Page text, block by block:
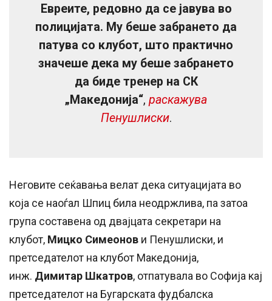
Евреите, редовно да се јавува во
полицијата. Му беше забрането да
патува со клубот, што практично
значеше дека му беше забрането
да биде тренер на СК
„Македонија“, раскажува
Пенушлиски.
Неговите сеќавања велат дека ситуацијата во
која се наоѓал Шпиц била неодржлива, па затоа
група составена од двајцата секретари на
клубот, Мицко Симеонов и Пенушлиски, и
претседателот на клубот Македонија,
инж. Димитар Шкатров, отпатувала во Софија кај
претседателот на Бугарската фудбалска